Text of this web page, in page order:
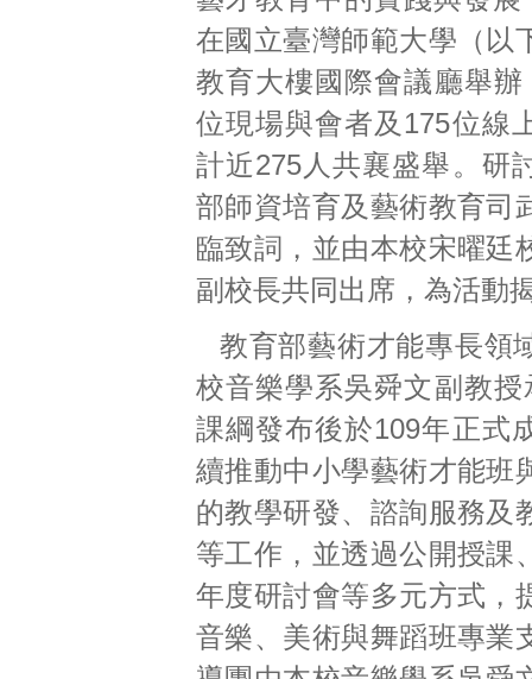
在國立臺灣師範大學（以
教育大樓國際會議廳舉辦
位現場與會者及175位線
計近275人共襄盛舉。研
部師資培育及藝術教育司
臨致詞，並由本校宋曜廷
副校長共同出席，為活動
教育部藝術才能專長領
校音樂學系吳舜文副教授
課綱發布後於109年正式
續推動中小學藝術才能班
的教學研發、諮詢服務及
等工作，並透過公開授課
年度研討會等多元方式，
音樂、美術與舞蹈班專業